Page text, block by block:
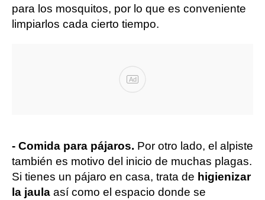
para los mosquitos, por lo que es conveniente
limpiarlos cada cierto tiempo.
Ad
- Comida para pájaros. Por otro lado, el alpiste
también es motivo del inicio de muchas plagas.
Si tienes un pájaro en casa, trata de higienizar
la jaula así como el espacio donde se